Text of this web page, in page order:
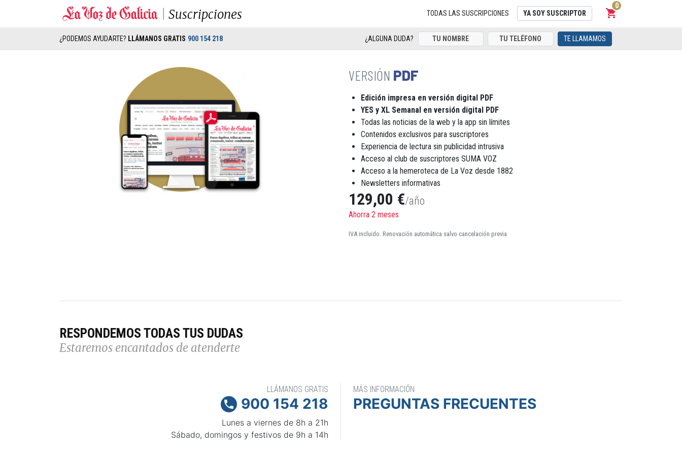
Suscripciones TODAS LAS SUSCRIPCIONES YA SOY SUSCRIPTOR shopping_cart
Carrito
0
¿PODEMOS AYUDARTE? LLÁMANOS GRATIS 900 154 218 ¿ALGUNA DUDA? TE LLAMAMOS
PDF
Edición impresa en versión digital PDF
YES y XL Semanal en versión digital PDF
Todas las noticias de la web y la app sin límites
Contenidos exclusivos para suscriptores
Experiencia de lectura sin publicidad intrusiva
Acceso al club de suscriptores SUMA VOZ
Acceso a la hemeroteca de La Voz desde 1882
Newsletters informativas
129,00 €/año
Ahorra 2 meses
IVA incluido. Renovación automática salvo cancelación previa
RESPONDEMOS TODAS TUS DUDAS
Estaremos encantados de atenderte
LLÁMANOS GRATIS
 900 154 218
Lunes a viernes de 8h a 21h
Sábado, domingos y festivos de 9h a 14h
MÁS INFORMACIÓN
PREGUNTAS FRECUENTES